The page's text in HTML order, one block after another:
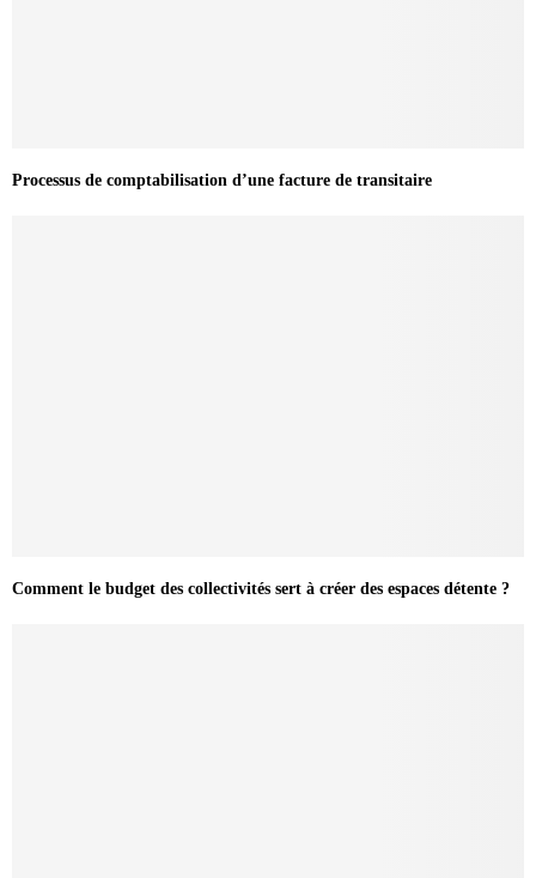
Processus de comptabilisation d’une facture de transitaire
Comment le budget des collectivités sert à créer des espaces détente ?